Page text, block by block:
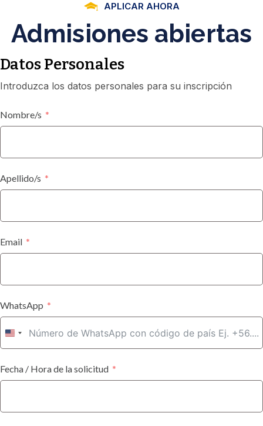
APLICAR AHORA
Admisiones abiertas
Datos Personales
Introduzca los datos personales para su inscripción
Nombre/s
Apellido/s
Email
WhatsApp
U
I
Fecha / Hora de la solicitud